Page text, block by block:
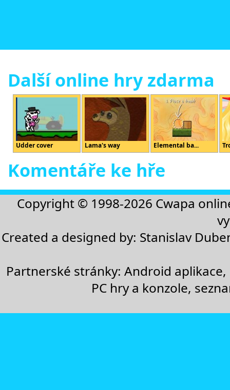
Další online hry zdarma
Udder cover Lama's way Elemental ba...
Komentáře ke hře
Copyright © 1998-2026 Cwapa
Created a designed by: Stanislav
Partnerské stránky:Android aplikace,
PC hry a konzole,